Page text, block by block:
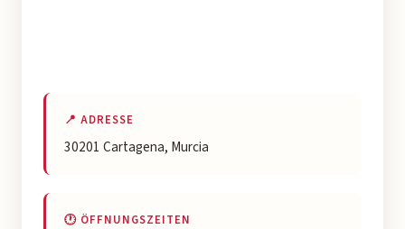
📍 ADRESSE
30201 Cartagena, Murcia
🕐 ÖFFNUNGSZEITEN